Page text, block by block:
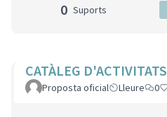
0 Suports
CATÀLEG D'ACTIVITATS
Proposta oficial Lleure 0